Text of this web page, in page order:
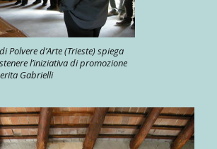
Polvere d’Arte (Trieste) spiega
l’iniziativa di promozione
Gabrielli